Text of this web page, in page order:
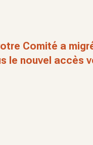
Comité a
le nouvel accès